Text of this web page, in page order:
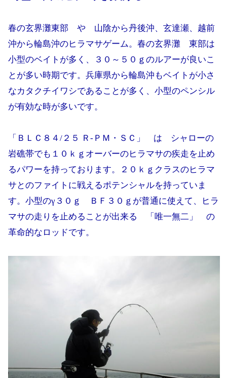
春の玄界灘東部 や 山陰から丹後沖、玄達瀬、越前
沖から輪島沖のヒラマサゲーム。春の玄界灘 東部は
小型のベイトが多く、３０～５０ｇのルアーが良いこ
とが多い時期です。兵庫県から輪島沖もベイトが小さ
なカタクチイワシであることが多く、小型のペンシル
が有効な時が多いです。
「ＢＬＣ８４/２５ Ｒ-ＰＭ・ＳＣ」 は シャローの
岩礁帯でも１０ｋｇオーバーのヒラマサの疾走を止め
るパワーを持っております。２０ｋｇクラスのヒラマ
サとのファイトに戦えるポテンシャルを持っていま
す。小型のγ３０ｇ ＢＦ３０ｇが普通に使えて、ヒラ
マサの走りを止めることが出来る 「唯一無二」 の
革命的なロッドです。